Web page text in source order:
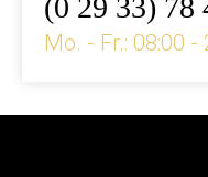
Mo. - Fr.: 08:00 -